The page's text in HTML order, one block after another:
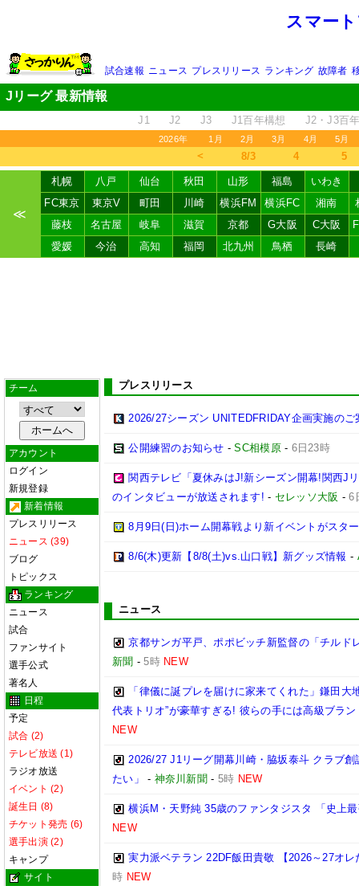
スマー
試合速報 ニュース プレスリリース ランキング 故障者
Jリーグ 最新情報
J1 J2 J3 J1百年構想 J2・J3百
2026年 1月 2月 3月 4月 5月
＜ 8/3 4 5
≪
札幌 八戸 仙台 秋田 山形 福島
いわき
FC東京
東京V 町田 川崎 横浜FM 横浜FC 湘南
藤枝
名古屋 岐阜 滋賀 京都 G大阪 C大阪
愛媛
今治 高知 福岡 北九州 鳥栖 長崎
チーム
アカウント
ログイン
新規登録
新着情報
プレスリリース
ニュース (39)
ブログ
トピックス
ランキング
ニュース
試合
ファンサイト
選手公式
著名人
日程
予定
試合 (2)
テレビ放送 (1)
ラジオ放送
イベント (2)
誕生日 (8)
チケット発売 (6)
選手出演 (2)
キャンプ
サイト
プレスリリース
2026/27シーズン UNITEDFRIDAY企画実施のご
公開練習のお知らせ -SC相模原- 6日23時
関西テレビ「夏休みはJ!新シーズン開幕!関西J
のインタビューが放送されます! - セレッソ大阪 -6
8月9日(日)ホーム開幕戦より新イベントがスタ
8/6(木)更新【8/8(土)vs.山口戦】新グッズ情報 -
ニュース
京都サンガ平戸、ポポビッチ新監督の「チル
新聞 -5時 NEW
「律儀に誕プレを届けに家来てくれた」鎌田
代表トリオ”が豪華すぎる! 彼らの手には高級ブラ
NEW
2026/27 J1リーグ開幕川崎・脇坂泰斗 クラブ
たい」
- 神奈川新聞 - 5時 NEW
横浜M・天野純 35歳のファンタジスタ 「史上
NEW
実力派ベテラン 22DF飯田貴敬 【2026～27オ
時 NEW